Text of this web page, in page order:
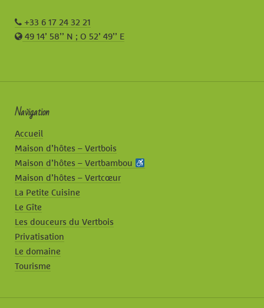
+33 6 17 24 32 21
49 14’ 58’’ N ; O 52’ 49’’ E
Navigation
Accueil
Maison d’hôtes – Vertbois
Maison d’hôtes – Vertbambou
Maison d’hôtes – Vertcœur
La Petite Cuisine
Le Gîte
Les douceurs du Vertbois
Privatisation
Le domaine
Tourisme